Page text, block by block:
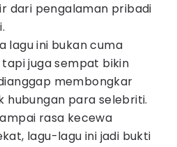
dari pengalaman pribadi
lagu ini bukan cuma
juga sempat bikin
membongkar
hubungan para selebriti.
rasa kecewa
lagu-lagu ini jadi bukti